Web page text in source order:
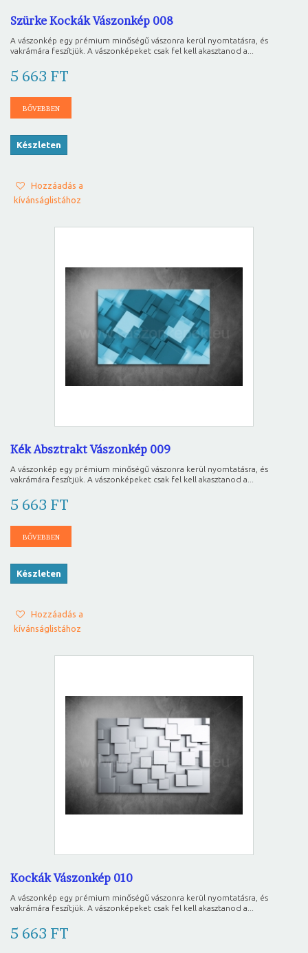
Szürke Kockák Vászonkép 008
A vászonkép egy prémium minőségű vászonra kerül nyomtatásra, és
vakrámára feszítjük. A vászonképeket csak fel kell akasztanod a...
5 663 FT
BŐVEBBEN
Készleten
Hozzáadás a
kívánságlistához
Kék Absztrakt Vászonkép 009
A vászonkép egy prémium minőségű vászonra kerül nyomtatásra, és
vakrámára feszítjük. A vászonképeket csak fel kell akasztanod a...
5 663 FT
BŐVEBBEN
Készleten
Hozzáadás a
kívánságlistához
Kockák Vászonkép 010
A vászonkép egy prémium minőségű vászonra kerül nyomtatásra, és
vakrámára feszítjük. A vászonképeket csak fel kell akasztanod a...
5 663 FT